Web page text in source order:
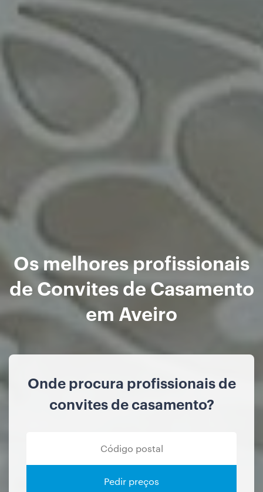
Os melhores profissionais
de Convites de Casamento
em Aveiro
Onde procura profissionais de
convites de casamento?
Pedir preços